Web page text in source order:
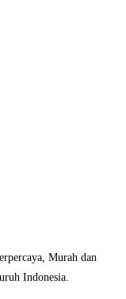
Murah dan
Indonesia.